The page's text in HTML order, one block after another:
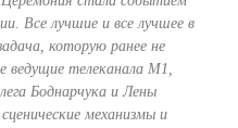
Все лучшие и все лучшее в
которую ранее не
ведущие телеканала М1,
Боднарчука и Лены
механизмы и